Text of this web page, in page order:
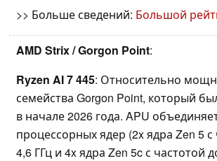
>> Больше сведений: Большой
AMD Strix / Gorgon Point:
Ryzen AI 7 445: Относительно
семейства Gorgon Point, который
в начале 2026 года. APU
процессорных ядер (2x ядра Zen 5 с
4,6 ГГц и 4x ядра Zen 5c с частотой